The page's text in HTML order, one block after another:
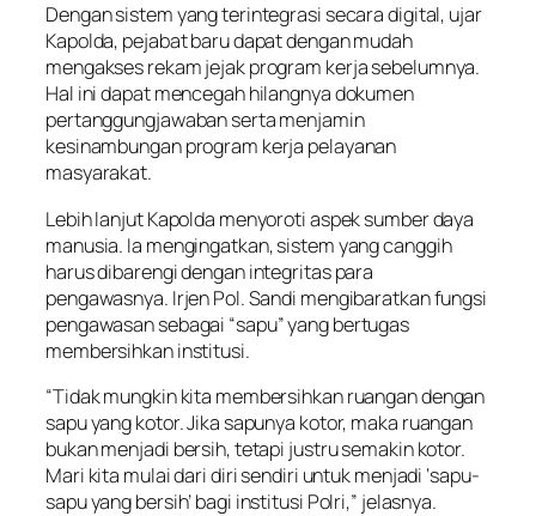
Dengan sistem yang terintegrasi secara digital, ujar
Kapolda, pejabat baru dapat dengan mudah
mengakses rekam jejak program kerja sebelumnya.
Hal ini dapat mencegah hilangnya dokumen
pertanggungjawaban serta menjamin
kesinambungan program kerja pelayanan
masyarakat.
Lebih lanjut Kapolda menyoroti aspek sumber daya
manusia. Ia mengingatkan, sistem yang canggih
harus dibarengi dengan integritas para
pengawasnya. Irjen Pol. Sandi mengibaratkan fungsi
pengawasan sebagai “sapu” yang bertugas
membersihkan institusi.
“Tidak mungkin kita membersihkan ruangan dengan
sapu yang kotor. Jika sapunya kotor, maka ruangan
bukan menjadi bersih, tetapi justru semakin kotor.
Mari kita mulai dari diri sendiri untuk menjadi ‘sapu-
sapu yang bersih’ bagi institusi Polri,” jelasnya.